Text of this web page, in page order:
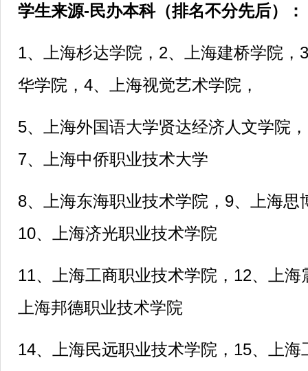
学生来源-民办本科（排名不分先后）：
1、
上海杉达学院，2、上海建桥学院
华学院，4、上海视觉艺术学院，
5、上海外国语大学贤达经济人文学院
7、上海中侨职业技术大学
8、上海东海职业技术学院，9、上海思
10、上海济光职业技术学院
11、上海工商职业技术学院，12、上
上海邦德职业技术学院
14、上海民远职业技术学院，15、上